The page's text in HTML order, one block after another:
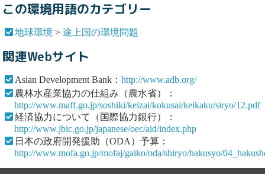
この環境用語のカテゴリー
地球環境 >途上国の環境問題
関連Webサイト
Asian Development Bank：http://www.adb.org/
農林水産業協力の仕組み（農水省）：
http://www.maff.go.jp/soshiki/keizai/kokusai/keikaku/siryo/12.pdf
経済協力について（国際協力銀行）：
http://www.jbic.go.jp/japanese/oec/aid/index.php
日本の政府開発援助（ODA）予算：
http://www.mofa.go.jp/mofaj/gaiko/oda/shiryo/hakusyo/